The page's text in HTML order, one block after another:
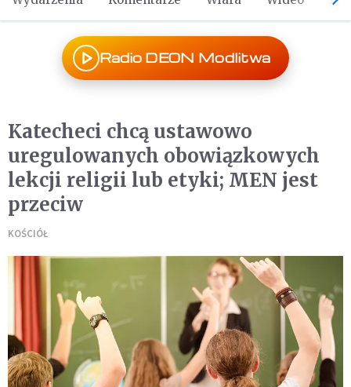
Radio DEON Modlitwa
Katecheci chcą ustawowo
uregulowanych obowiązkowych
lekcji religii lub etyki; MEN jest
przeciw
KOŚCIÓŁ